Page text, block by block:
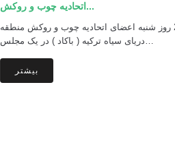
اتحادیه چوب و روکش...
در تاریخ 29.10.2022 روز شنبه اعضای اتحادیه چوب و روکش منطقه
دریای سیاه ترکیه ( باکاد ) در یک مجلس…
بیشتر